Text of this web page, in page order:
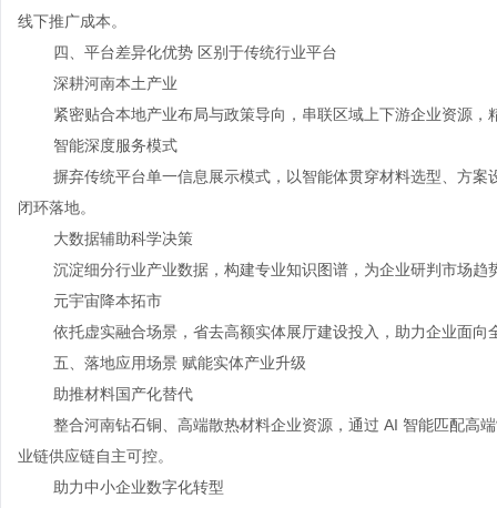
线下推广成本。
四、平台差异化优势 区别于传统行业平台
深耕河南本土产业
紧密贴合本地产业布局与政策导向，串联区域上下游企业资源
智能深度服务模式
摒弃传统平台单一信息展示模式，以智能体贯穿材料选型、方
闭环落地。
大数据辅助科学决策
沉淀细分行业产业数据，构建专业知识图谱，为企业研判市场
元宇宙降本拓市
依托虚实融合场景，省去高额实体展厅建设投入，助力企业面
五、落地应用场景 赋能实体产业升级
助推材料国产化替代
整合河南钻石铜、高端散热材料企业资源，通过 AI 智能匹配高
业链供应链自主可控。
助力中小企业数字化转型